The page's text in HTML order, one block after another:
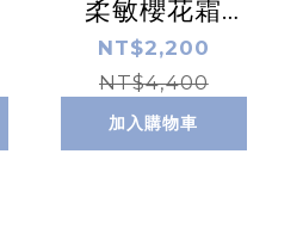
柔敏櫻花霜
50ml
NT$2,200
NT$4,400
加入購物車